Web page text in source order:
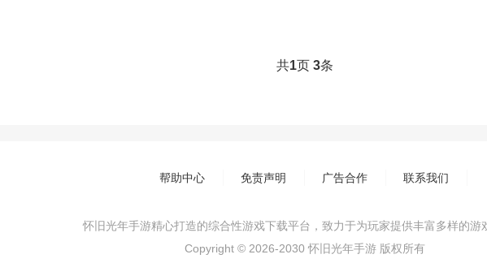
共1页 3条
帮助中心 免责声明 广告合作 联系我们
怀旧光年手游精心打造的综合性游戏下载平台，致力于为玩家提供丰富多样的游
Copyright © 2026-2030 怀旧光年手游 版权所有